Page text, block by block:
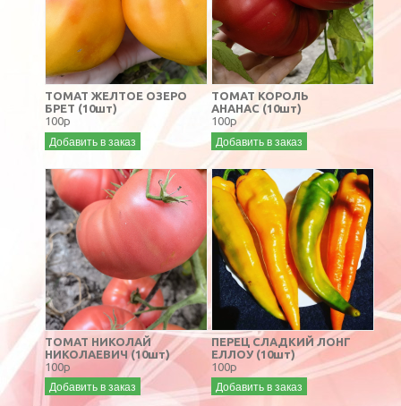
ТОМАТ ЖЕЛТОЕ ОЗЕРО
БРЕТ (10шт)
100р
Добавить в заказ
ТОМАТ КОРОЛЬ
АНАНАС (10шт)
100р
Добавить в заказ
ТОМАТ НИКОЛАЙ
НИКОЛАЕВИЧ (10шт)
100р
Добавить в заказ
ПЕРЕЦ СЛАДКИЙ ЛОНГ
ЕЛЛОУ (10шт)
100р
Добавить в заказ